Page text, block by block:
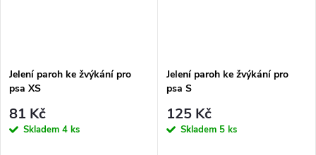
Jelení paroh ke žvýkání pro
psa XS
81 Kč
Skladem 4 ks
Jelení paroh ke žvýkání pro
psa S
125 Kč
Skladem 5 ks